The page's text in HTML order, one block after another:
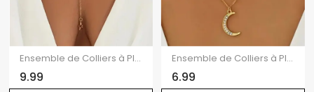
Ensemble de Colliers à Plusieurs Branches avec Pendentifs Perle Fantaisie Papillon Etoile et Cœur 7 Pièces
9.99
Ensemble de Colliers à Plusieurs Branches avec Pendentifs Lune Etoile et Strass 3 Pièces
6.99